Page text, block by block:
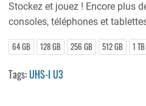
Stockez et jouez ! Encore plus
consoles, téléphones et
64 GB 128 GB 256 GB 512 GB 1 TB
Tags:UHS-I U3